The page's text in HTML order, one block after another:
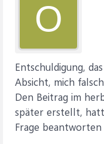
O
Entschuldigung,
Absicht, mich
Den Beitrag im
später erstellt,
Frage beantworten